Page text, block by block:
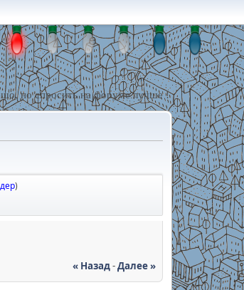
но спросить на форуме лучше !
)
« Назад-Далее »